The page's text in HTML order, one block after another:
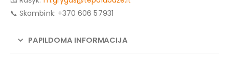
📞 Skambink: +370 606 57931
PAPILDOMA INFORMACIJA